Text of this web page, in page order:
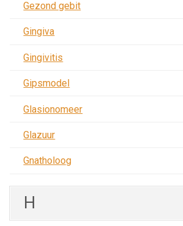
Gezond gebit
Gingiva
Gingivitis
Gipsmodel
Glasionomeer
Glazuur
Gnatholoog
H